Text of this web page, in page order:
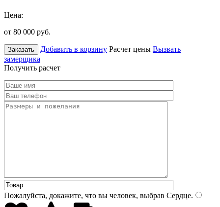
Цена:
от 80 000 руб.
Заказать Добавить в корзину Расчет цены Вызвать
замерщика
Получить расчет
Пожалуйста, докажите, что вы человек, выбрав Сердце.